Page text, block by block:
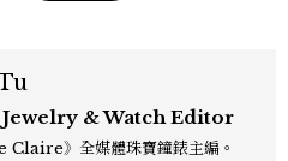
& Watch Editor
Claire》全媒體珠寶鐘錶主編。